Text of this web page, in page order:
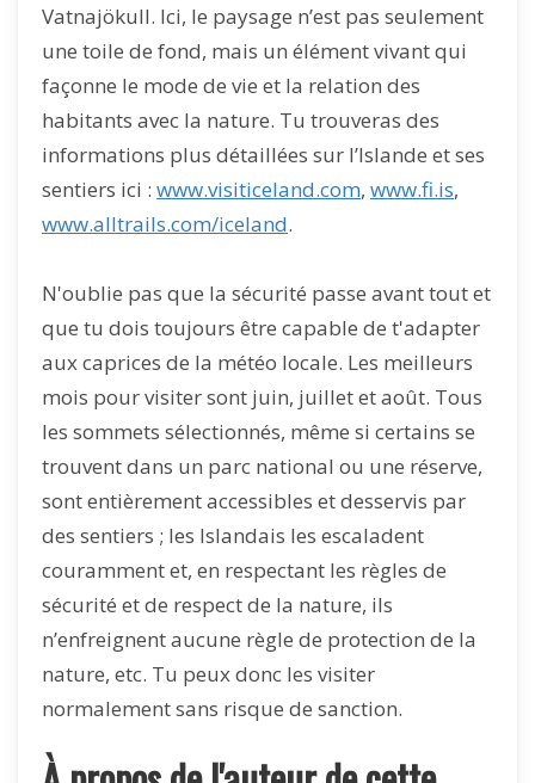
Vatnajökull. Ici, le paysage n’est pas seulement
une toile de fond, mais un élément vivant qui
façonne le mode de vie et la relation des
habitants avec la nature. Tu trouveras des
informations plus détaillées sur l’Islande et ses
sentiers ici : www.visiticeland.com, www.fi.is,
www.alltrails.com/iceland.
N'oublie pas que la sécurité passe avant tout et
que tu dois toujours être capable de t'adapter
aux caprices de la météo locale. Les meilleurs
mois pour visiter sont juin, juillet et août. Tous
les sommets sélectionnés, même si certains se
trouvent dans un parc national ou une réserve,
sont entièrement accessibles et desservis par
des sentiers ; les Islandais les escaladent
couramment et, en respectant les règles de
sécurité et de respect de la nature, ils
n’enfreignent aucune règle de protection de la
nature, etc. Tu peux donc les visiter
normalement sans risque de sanction.